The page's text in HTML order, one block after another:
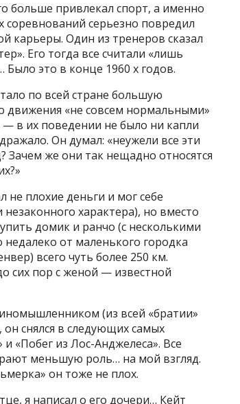
больше привлекал спорт, а именно
соревнований серьезно повредил
карьеры. Один из тренеров сказал
Его тогда все считали «лишь
это в конце 1960 х годов.
по всей стране большую
движения «не совсем нормальными»
— в их поведении не было ни капли
Он думал: «неужели все эти
же они так нещадно относятся
не плохие деньги и мог себе
характера), но вместо
домик и ранчо (с несколькими
от маленького городка
всего чуть более 250 км.
сих пор с женой — известной
(из всей «братии»
снялся в следующих самых
«Побег из Лос-Анджелеса». Все
меньшую роль… на мой взгляд.
он тоже не плох.
я написал о его дочери… Кейт